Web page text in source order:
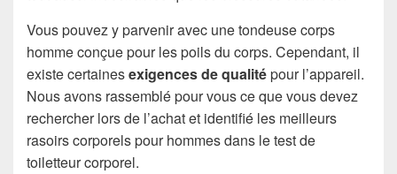
Vous pouvez y parvenir avec une tondeuse corps
homme conçue pour les poils du corps. Cependant, il
existe certainesexigences de qualitépour l’appareil.
Nous avons rassemblé pour vous ce que vous devez
rechercher lors de l’achat et identifié les meilleurs
rasoirs corporels pour hommes dans le test de
toiletteur corporel.